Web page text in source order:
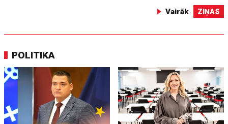
Vairāk ZIŅAS
POLITIKA